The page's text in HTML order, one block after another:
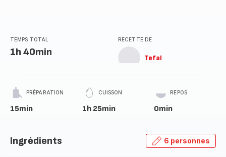
TEMPS TOTAL
1h 40min
RECETTE DE
Tefal
PRÉPARATION
15min
CUISSON
1h 25min
REPOS
0min
Ingrédients 6 personnes